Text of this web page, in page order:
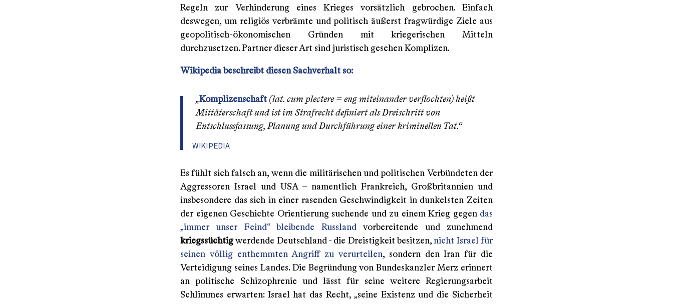
Regeln zur Verhinderung eines Krieges vorsätzlich gebrochen. Einfach
deswegen, um religiös verbrämte und politisch äußerst fragwürdige Ziele aus
geopolitisch-ökonomischen Gründen mit kriegerischen Mitteln
durchzusetzen. Partner dieser Art sind juristisch gesehen Komplizen.
Wikipedia beschreibt diesen Sachverhalt so:
„Komplizenschaft(lat. cum plectere= eng miteinander verflochten) heißt
Mittäterschaft und ist im Strafrecht definiert als Dreischritt von
Entschlussfassung, Planung und Durchführung einer kriminellen Tat.“
WIKIPEDIA
Es fühlt sich falsch an, wenn die militärischen und politischen Verbündeten der
Aggressoren Israel und USA – namentlich Frankreich, Großbritannien und
insbesondere das sich in einer rasenden Geschwindigkeit in dunkelsten Zeiten
der eigenen Geschichte Orientierung suchende und zu einem Krieg gegen das
„immer unser Feind“ bleibende Russlandvorbereitende und zunehmend
kriegssüchtigwerdende Deutschland - die Dreistigkeit besitzen,nicht Israel für
seinen völlig enthemmten Angriff zu verurteilen, sondern den Iran für die
Verteidigung seines Landes. Die Begründung von Bundeskanzler Merz erinnert
an politische Schizophrenie und lässt für seine weitere Regierungsarbeit
Schlimmes erwarten: Israel hat das Recht, „seine Existenz und die Sicherheit